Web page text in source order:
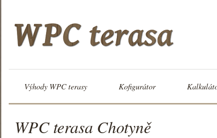
Výhody WPC terasy Kofigurátor
WPC terasa Chotyně